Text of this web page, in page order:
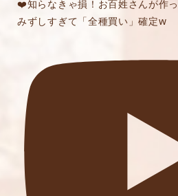
❤️知らなきゃ損！お百姓さんが作
みずしすぎて「全種買い」確定w